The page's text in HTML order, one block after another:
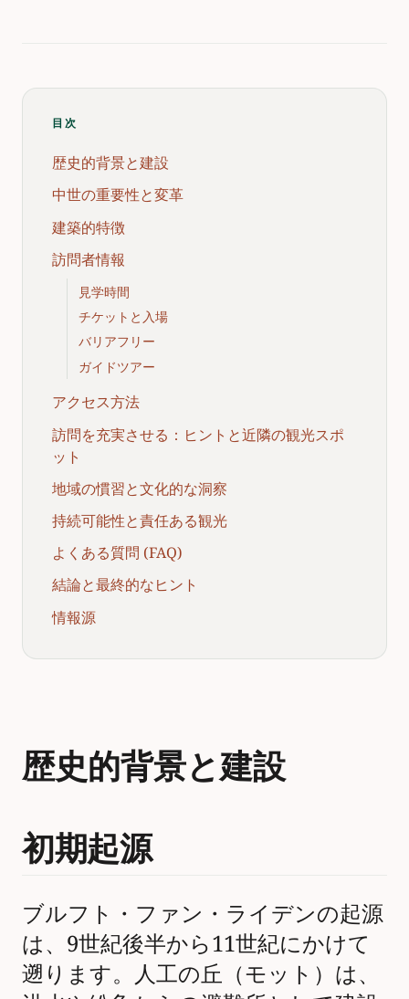
目次
歴史的背景と建設
中世の重要性と変革
建築的特徴
訪問者情報
見学時間
チケットと入場
バリアフリー
ガイドツアー
アクセス方法
訪問を充実させる：ヒントと近隣の観光スポ
ット
地域の慣習と文化的な洞察
持続可能性と責任ある観光
よくある質問 (FAQ)
結論と最終的なヒント
情報源
歴史的背景と建設
初期起源
ブルフト・ファン・ライデンの起源
は、9世紀後半から11世紀にかけて
遡ります。人工の丘（モット）は、